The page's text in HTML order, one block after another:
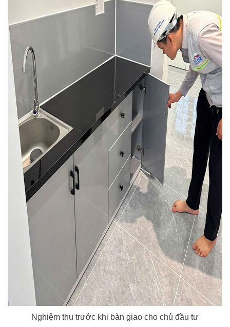
Nghiệm thu trước khi bàn giao cho chủ đầu tư